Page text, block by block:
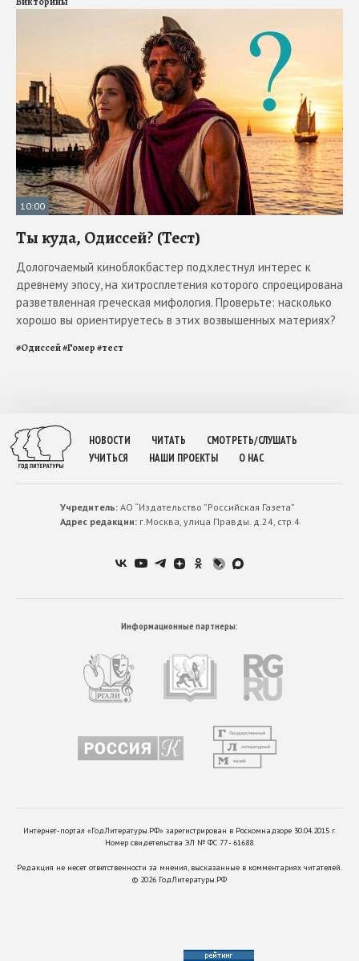
10:00
Ты куда, Одиссей? (Тест)
Дологочаемый киноблокбастер подхлестнул интерес к
древнему эпосу, на хитросплетения которого спроецирована
разветвленная греческая мифология. Проверьте: насколько
хорошо вы ориентируетесь в этих возвышенных материях?
#Одиссей#Гомер#тест
НОВОСТИ ЧИТАТЬ
СМОТРЕТЬ/СЛУШАТЬ
УЧИТЬСЯ
НАШИ ПРОЕКТЫ О НАС
Учредитель:АО “Издательство ”Российская Газета”
Адрес редакции:г.Москва, улица Правды. д.24, стр.4
Информационные партнеры:
Интернет-портал «ГодЛитературы.РФ» зарегистрирован в Роскомнадзоре 30.04.2015 г.
Номер свидетельства ЭЛ № ФС 77 - 61688.
Редакция не несет ответственности за мнения, высказанные в комментариях читателей.
© 2026 ГодЛитературы.РФ